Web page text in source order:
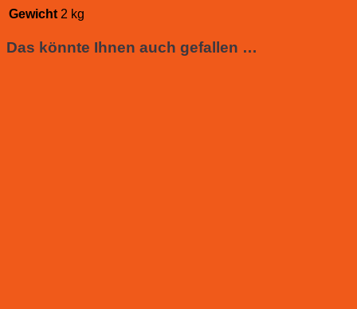
Gewicht 2 kg
Das könnte Ihnen auch gefallen …